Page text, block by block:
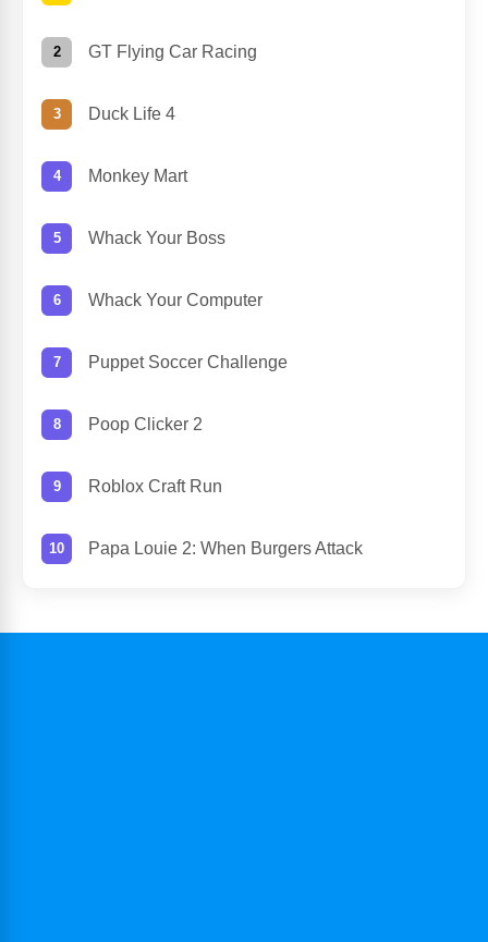
GT Flying Car Racing
Duck Life 4
Monkey Mart
Whack Your Boss
Whack Your Computer
Puppet Soccer Challenge
Poop Clicker 2
Roblox Craft Run
Papa Louie 2: When Burgers Attack